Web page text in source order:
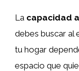
La capacidad
debes buscar al
tu hogar
espacio que